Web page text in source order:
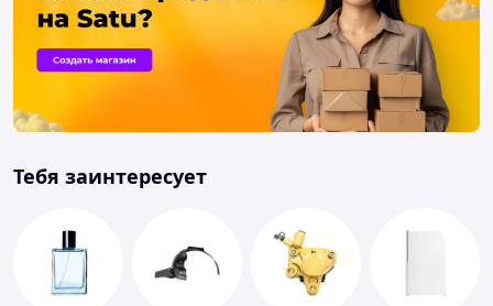
Тебя заинтересует